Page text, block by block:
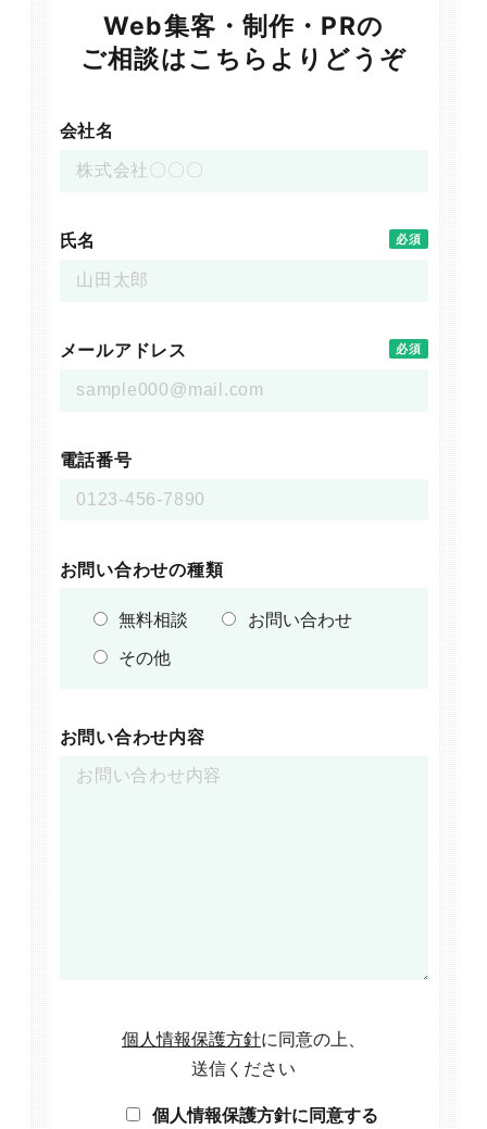
Web集客・制作・PRの
ご相談はこちらよりどうぞ
会社名
氏名 必須
メールアドレス 必須
電話番号
お問い合わせの種類
無料相談
お問い合わせ
その他
お問い合わせ内容
個人情報保護方針に同意の上、
送信ください
個人情報保護方針に同意する